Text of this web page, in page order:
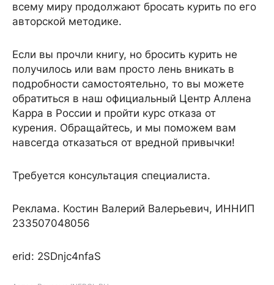
всему миру продолжают бросать курить по его
авторской методике.
Если вы прочли книгу, но бросить курить не
получилось или вам просто лень вникать в
подробности самостоятельно, то вы можете
обратиться в наш официальный Центр Аллена
Карра в России и пройти курс отказа от
курения. Обращайтесь, и мы поможем вам
навсегда отказаться от вредной привычки!
Требуется консультация специалиста.
Реклама. Костин Валерий Валерьевич, ИННИП
233507048056
erid: 2SDnjc4nfaS